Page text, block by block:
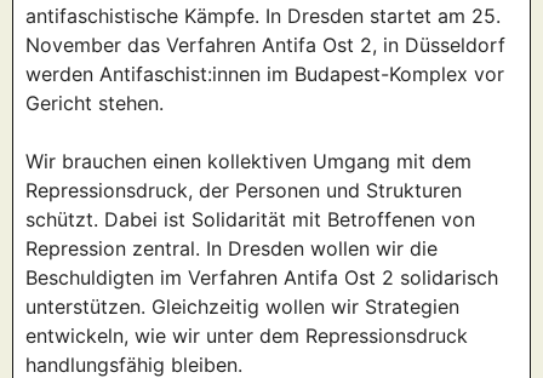
antifaschistische Kämpfe. In Dresden startet am 25.
November das Verfahren Antifa Ost 2, in Düsseldorf
werden Antifaschist:innen im Budapest-Komplex vor
Gericht stehen.
Wir brauchen einen kollektiven Umgang mit dem
Repressionsdruck, der Personen und Strukturen
schützt. Dabei ist Solidarität mit Betroffenen von
Repression zentral. In Dresden wollen wir die
Beschuldigten im Verfahren Antifa Ost 2 solidarisch
unterstützen. Gleichzeitig wollen wir Strategien
entwickeln, wie wir unter dem Repressionsdruck
handlungsfähig bleiben.